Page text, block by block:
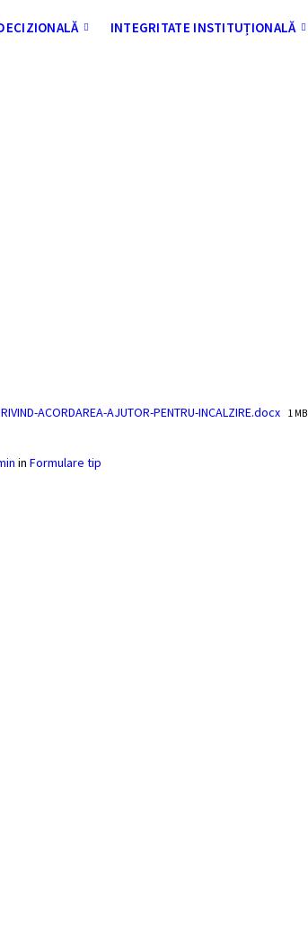
INTEGRITATE INSTITUȚIONALĂ
ACORDAREA-AJUTOR-PENTRU-INCALZIRE.docx File
1 MB
inFormulare tip